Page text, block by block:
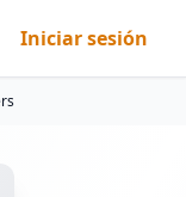
Iniciar sesión